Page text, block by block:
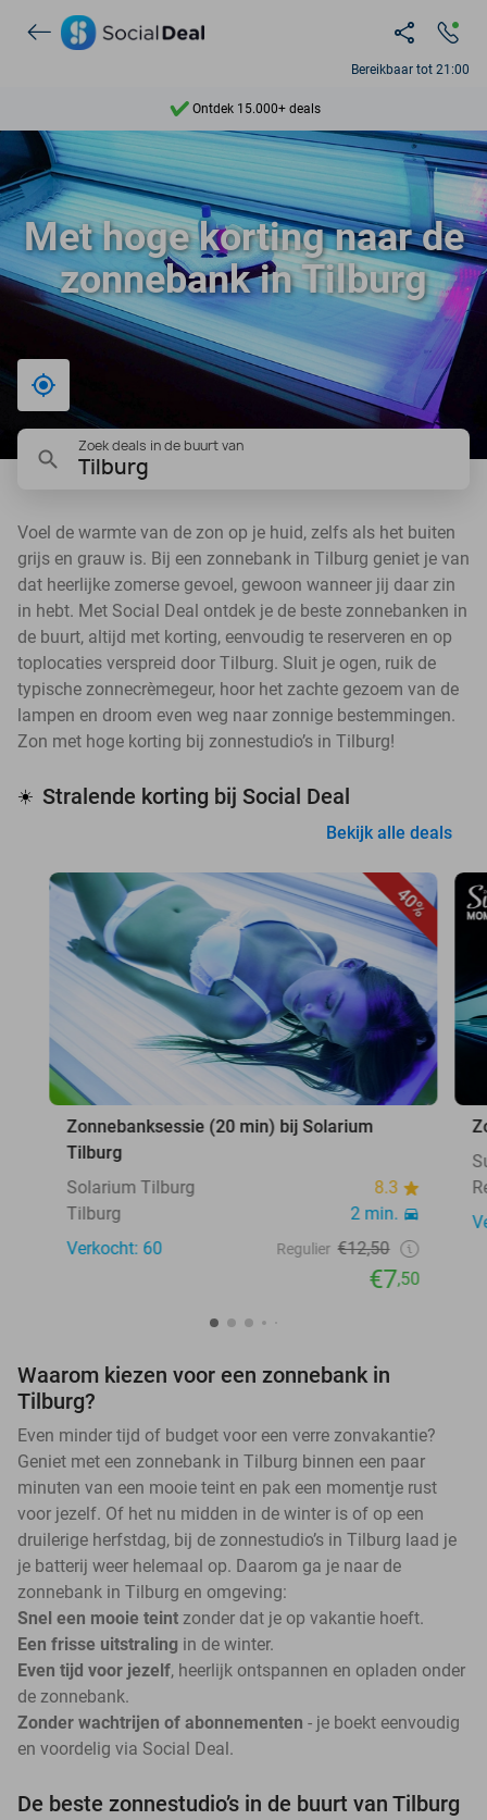
Bereikbaar tot 21:00
Ontdek 15.000+ deals
7 dagen per week beschikbaar
10+ miljoen leden
9,4
Ontdek 15.000+ deals
Met hoge korting naar de
zonnebank in Tilburg
Zoek deals in de buurt van
Tilburg
Voel de warmte van de zon op je huid, zelfs als het buiten
grijs en grauw is. Bij een zonnebank in Tilburg geniet je van
dat heerlijke zomerse gevoel, gewoon wanneer jij daar zin
in hebt. Met Social Deal ontdek je de beste zonnebanken in
de buurt, altijd met korting, eenvoudig te reserveren en op
toplocaties verspreid door Tilburg. Sluit je ogen, ruik de
typische zonnecrèmegeur, hoor het zachte gezoem van de
lampen en droom even weg naar zonnige bestemmingen.
Zon met hoge korting bij zonnestudio’s in Tilburg!
☀️ Stralende korting bij Social Deal
Bekijk alle deals
40%
Zonnebanksessie (20 min) bij Solarium
Tilburg
Solarium Tilburg
8.3
Tilburg
2 min.
Verkocht: 60
Regulier €12,50
€7,50
Waarom kiezen voor een zonnebank in
Tilburg?
Even minder tijd of budget voor een verre zonvakantie?
Geniet met een zonnebank in Tilburg binnen een paar
minuten van een mooie teint en pak een momentje rust
voor jezelf. Of het nu midden in de winter is of op een
druilerige herfstdag, bij de zonnestudio’s in Tilburg laad je
je batterij weer helemaal op. Daarom ga je naar de
zonnebank in Tilburg en omgeving:
Snel een mooie teint zonder dat je op vakantie hoeft.
Een frisse uitstraling in de winter.
Even tijd voor jezelf, heerlijk ontspannen en opladen onder
de zonnebank.
Zonder wachtrijen of abonnementen - je boekt eenvoudig
en voordelig via Social Deal.
De beste zonnestudio’s in de buurt van Tilburg